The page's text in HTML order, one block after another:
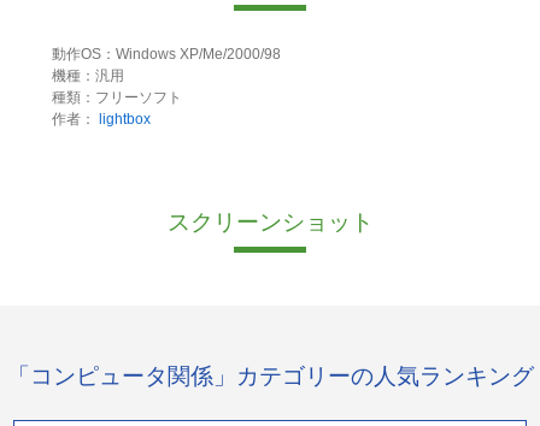
動作OS：Windows XP/Me/2000/98
機種：汎用
種類：フリーソフト
作者：
lightbox
スクリーンショット
「コンピュータ関係」カテゴリーの人気ランキング